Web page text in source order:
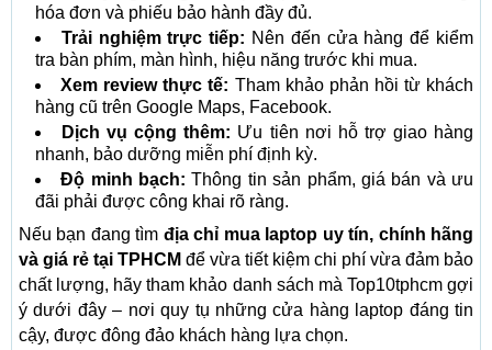
hóa đơn và phiếu bảo hành đầy đủ.
Trải nghiệm trực tiếp: Nên đến cửa hàng để kiểm
tra bàn phím, màn hình, hiệu năng trước khi mua.
Xem review thực tế: Tham khảo phản hồi từ khách
hàng cũ trên Google Maps, Facebook.
Dịch vụ cộng thêm: Ưu tiên nơi hỗ trợ giao hàng
nhanh, bảo dưỡng miễn phí định kỳ.
Độ minh bạch: Thông tin sản phẩm, giá bán và ưu
đãi phải được công khai rõ ràng.
Nếu bạn đang tìm địa chỉ mua laptop uy tín, chính hãng
và giá rẻ tại TPHCM để vừa tiết kiệm chi phí vừa đảm bảo
chất lượng, hãy tham khảo danh sách mà Top10tphcm gợi
ý dưới đây – nơi quy tụ những cửa hàng laptop đáng tin
cậy, được đông đảo khách hàng lựa chọn.